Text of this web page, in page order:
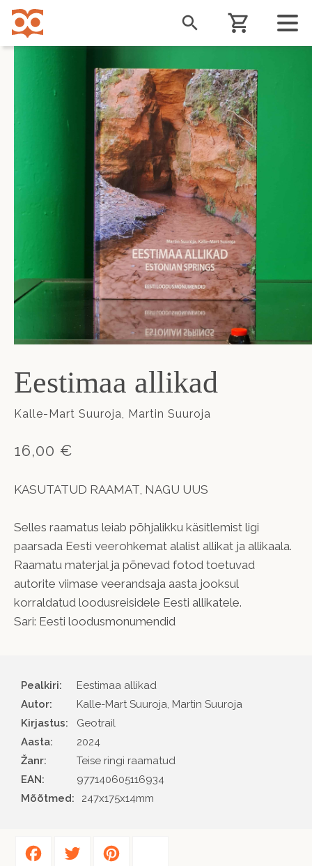
Liigu
edasi
põhisisu
juurde
Eestimaa allikad
Kalle-Mart Suuroja, Martin Suuroja
16,00 €
KASUTATUD RAAMAT, NAGU UUS
Selles raamatus leiab põhjalikku käsitlemist ligi
paarsada Eesti veerohkemat alalist allikat ja allikaala.
Raamatu materjal ja põnevad fotod toetuvad
autorite viimase veerandsaja aasta jooksul
korraldatud loodusreisidele Eesti allikatele.
Sari: Eesti loodusmonumendid
Pealkiri:
Eestimaa allikad
Autor
Kalle-Mart Suuroja, Martin Suuroja
Kirjastus
Geotrail
Aasta
2024
Žanr
Teise ringi raamatud
EAN
977140605116934
Mõõtmed:
247x175x14mm